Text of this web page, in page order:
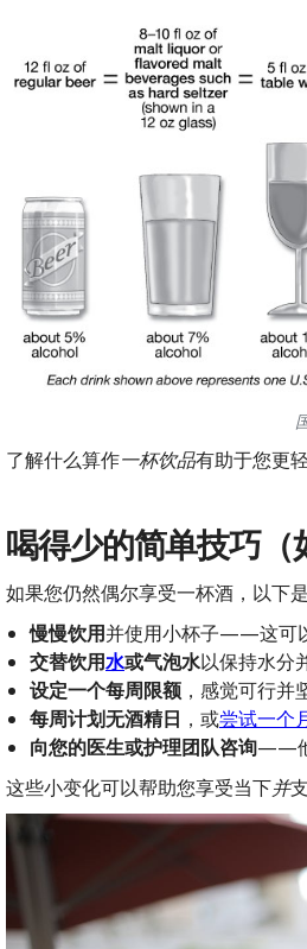
了解什么算作一杯饮品有助于您更
喝得少的简单技巧（
如果您仍然偶尔享受一杯酒，以下
慢慢饮用并使用小杯子——这可
交替饮用水或气泡水以保持水分
设定一个每周限额，感觉可行并
每周计划无酒精日 ，或尝试一个
向您的医生或护理团队咨询——他
这些小变化可以帮助您享受当下并